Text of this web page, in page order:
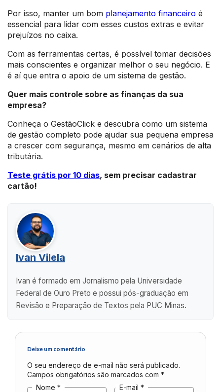
Por isso, manter um bom planejamento financeiro é
essencial para lidar com esses custos extras e evitar
prejuízos no caixa.
Com as ferramentas certas, é possível tomar decisões
mais conscientes e organizar melhor o seu negócio. E
é aí que entra o apoio de um sistema de gestão.
Quer mais controle sobre as finanças da sua
empresa?
Conheça o GestãoClick e descubra como um sistema
de gestão completo pode ajudar sua pequena empresa
a crescer com segurança, mesmo em cenários de alta
tributária.
Teste grátis por 10 dias, sem precisar cadastrar
cartão!
Ivan Vilela
Ivan é formado em Jornalismo pela Universidade
Federal de Ouro Preto e possui pós-graduação em
Revisão e Preparação de Textos pela PUC Minas.
Deixe um comentário
O seu endereço de e-mail não será publicado.
Campos obrigatórios são marcados com *
Nome * E-mail *